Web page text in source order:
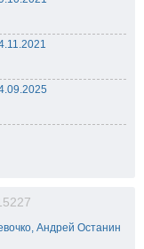
Андрей Останин